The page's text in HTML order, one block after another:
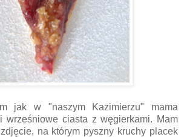
jak w "naszym Kazimierzu" mama
wrześniowe ciasta z węgierkami. Mam
na którym pyszny kruchy placek